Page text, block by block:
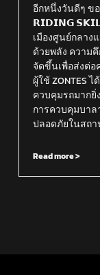
อีกหนึ่งวันดีๆ ข
𝗥𝗜𝗗𝗜𝗡𝗚
เมืองศูนย์กลาง
ด้วยพลัง ความ
จัดขึ้นเพื่อส่งต่
ผู้ใช้ ZONTES
ควบคุมรถมากยิ่
การควบคุมบาล
ปลอดภัยในสถ
Read more >